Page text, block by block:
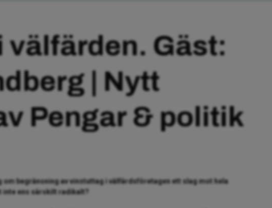
välfärden. Gäst:
| Nytt
Pengar & politik
begränsning av vinstuttag i välfärdsföretagen ett slag mot hela
inte ens särskilt radikalt?